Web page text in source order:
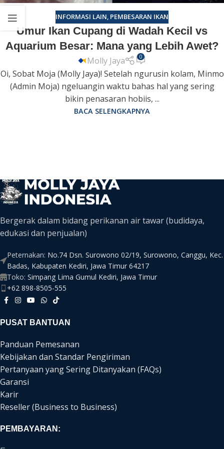
INFORMASI LAIN, PEMBESARAN IKAN
Umur Ikan Cupang di Wadah Kecil vs
Aquarium Besar: Mana yang Lebih Awet?
Molly Jaya 0
Oi, Sobat Moja (Molly Jaya)! Setelah ngurusin kolam, Minmo
(Admin Moja) ngeluangin waktu bahas hal yang sering
bikin penasaran hobiis, ...
BACA SELENGKAPNYA
Bergerak dalam bidang perikanan air tawar (budidaya,
edukasi dan penjualan)
Peternakan: No.74 Dsn. Surowono 02/19, Surowono, Canggu, Kec.
Badas, Kabupaten Kediri, Jawa Timur 64217
Toko: Simpang Lima Gumul Kediri, Jawa Timur
+62 898-8505-555
PUSAT BANTUAN
Panduan Pemesanan
Kebijakan dan Standar Pengiriman
Pertanyaan yang Sering Ditanyakan (FAQs)
Garansi
Karir
Reseller (Business to Business)
PEMBAYARAN: